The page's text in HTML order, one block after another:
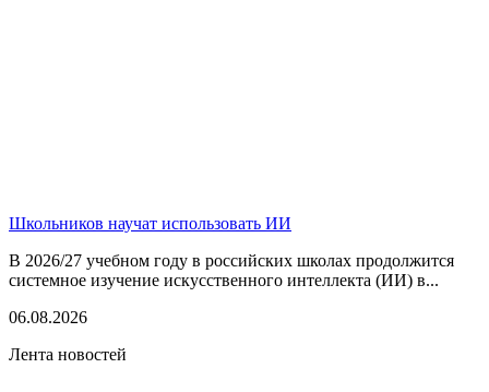
Школьников научат использовать ИИ
В 2026/27 учебном году в российских школах продолжится
системное изучение искусственного интеллекта (ИИ) в...
06.08.2026
Лента новостей